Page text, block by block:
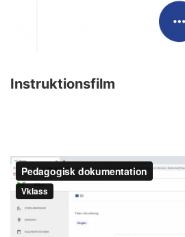
Instruktionsfilm